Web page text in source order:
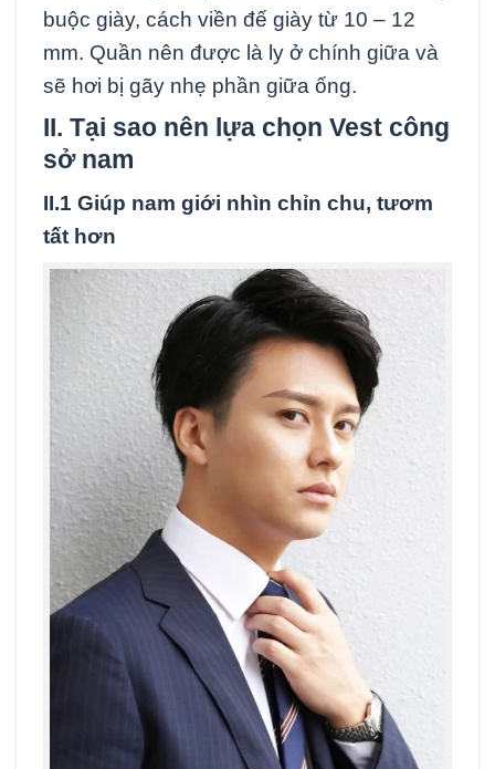
buộc giày, cách viền đế giày từ 10 – 12
mm. Quần nên được là ly ở chính giữa và
sẽ hơi bị gãy nhẹ phần giữa ống.
II. Tại sao nên lựa chọn Vest công
sở nam
II.1 Giúp nam giới nhìn chỉn chu, tươm
tất hơn